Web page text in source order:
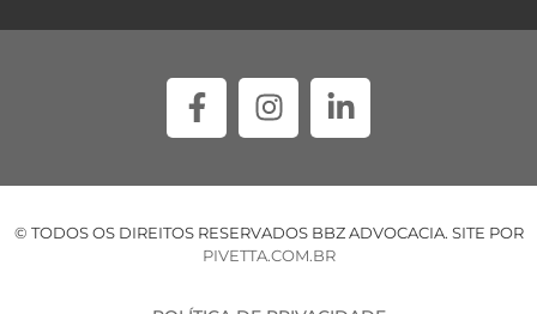
© TODOS OS DIREITOS RESERVADOS BBZ ADVOCACIA. SITE POR
PIVETTA.COM.BR